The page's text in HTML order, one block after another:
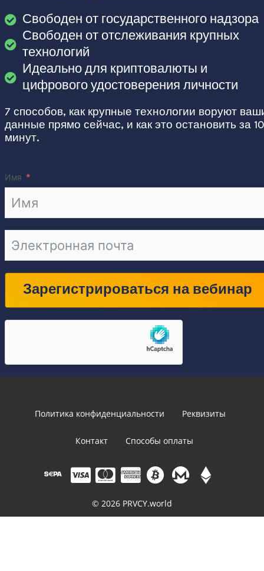
Свободен от государственного надзора
Свободен от отслеживания крупных
технологий
Идеально для криптовалюты и
цифрового удостоверения личности
7 способов, как крупные технологии воруют
данные прямо сейчас, и как это остановить за 10
минут.
Имя
Зарегистрироваться на вебинар
Политика конфиденциальности Реквизиты
Контакт Способы оплаты
© 2026 PRVCY.world